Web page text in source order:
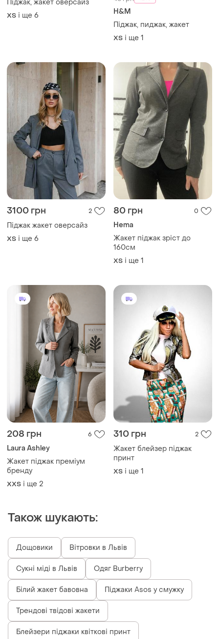
Піджак, жакет оверсайз
ХS і ще 6
H&M
Піджак, пиджак, жакет
ХS і ще 1
3100 грн 2
Піджак жакет оверсайз
ХS і ще 6
80 грн 0
Hema
Жакет піджак зріст до
160см
ХS і ще 1
208 грн 6
Laura Ashley
Жакет піджак преміум
бренду
XХS і ще 2
310 грн 2
Жакет блейзер піджак
принт
ХS і ще 1
Також шукають:
Дощовики Вітровки в Львів
Сукні міді в Львів Одяг Burberry
Білий жакет бавовна Піджаки Asos у смужку
Трендові твідові жакети
Блейзери піджаки квіткові принт